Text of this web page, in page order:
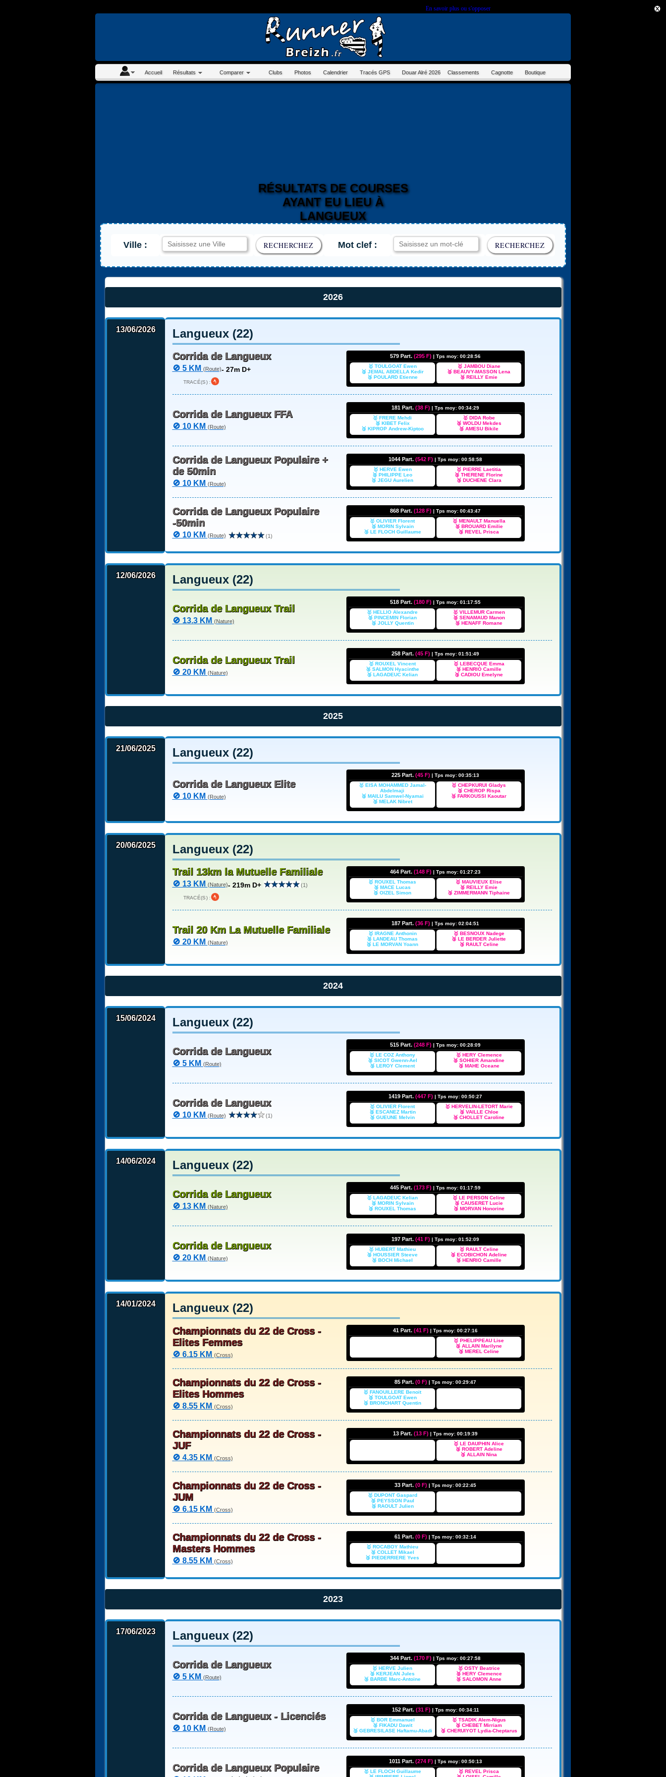
En savoir plus ou s'opposer.
Accueil Résultats Comparer Clubs Photos Calendrier Tracés GPS Douar Alré 2026 Classements Cagnotte Boutique
RÉSULTATS DE COURSES
AYANT EU LIEU À
LANGUEUX
Ville : Mot clef :
2026
13/06/2026 Langueux (22)
Corrida de Langueux
🚫 5 KM (Route)- 27m D+
TRACÉ(S) :
579 Part. (295 F) | Tps moy: 00:28:56
🥇 TOULGOAT Ewen
🥈 JEMAL ABDELLA Kedir
🥉 POULARD Etienne
🥇 JAMBOU Diane
🥈 BEAUVY-MASSON Lena
🥉 REILLY Emie
Corrida de Langueux FFA
🚫 10 KM (Route)
181 Part. (38 F) | Tps moy: 00:34:29
🥇 FRERE Mehdi
🥈 KIBET Felix
🥉 KIPROP Andrew-Kiptoo
🥇 DIDA Robe
🥈 WOLDU Mekdes
🥉 AMESU Bikile
Corrida de Langueux Populaire +
de 50min
🚫 10 KM (Route)
1044 Part. (542 F) | Tps moy: 00:58:58
🥇 HERVE Ewen
🥈 PHILIPPE Leo
🥉 JEGU Aurelien
🥇 PIERRE Laetitia
🥈 THERENE Florine
🥉 DUCHENE Clara
Corrida de Langueux Populaire
-50min
🚫 10 KM (Route) (1)
868 Part. (128 F) | Tps moy: 00:43:47
🥇 OLIVIER Florent
🥈 MORIN Sylvain
🥉 LE FLOCH Guillaume
🥇 MENAULT Manuella
🥈 BROUARD Emilie
🥉 REVEL Prisca
12/06/2026 Langueux (22)
Corrida de Langueux Trail
🚫 13.3 KM (Nature)
518 Part. (180 F) | Tps moy: 01:17:55
🥇 HELLIO Alexandre
🥈 PINCEMIN Florian
🥉 JOLLY Quentin
🥇 VILLEMUR Carmen
🥈 SENAMAUD Manon
🥉 HENAFF Romane
Corrida de Langueux Trail
🚫 20 KM (Nature)
258 Part. (45 F) | Tps moy: 01:51:49
🥇 ROUXEL Vincent
🥈 SALMON Hyacinthe
🥉 LAGADEUC Kelian
🥇 LEBECQUE Emma
🥈 HENRIO Camille
🥉 CADIOU Emelyne
2025
21/06/2025 Langueux (22)
Corrida de Langueux Elite
🚫 10 KM (Route)
225 Part. (45 F) | Tps moy: 00:35:13
🥇 EISA MOHAMMED Jamal-
Abdelmaji
🥈 MAILU Samwel-Nyamai
🥉 MELAK Nibret
🥇 CHEPKURUI Gladys
🥈 CHEROP Rispa
🥉 FARKOUSSI Kaoutar
20/06/2025 Langueux (22)
Trail 13km la Mutuelle Familiale
🚫 13 KM (Nature)- 219m D+ (1)
TRACÉ(S) :
464 Part. (148 F) | Tps moy: 01:27:23
🥇 ROUXEL Thomas
🥈 MACE Lucas
🥉 OIZEL Simon
🥇 MAUVIEUX Elise
🥈 REILLY Emie
🥉 ZIMMERMANN Tiphaine
Trail 20 Km La Mutuelle Familiale
🚫 20 KM (Nature)
187 Part. (36 F) | Tps moy: 02:04:51
🥇 IRAGNE Anthonin
🥈 LANDEAU Thomas
🥉 LE MORVAN Yoann
🥇 BESNOUX Nadege
🥈 LE BERDER Juliette
🥉 RAULT Celine
2024
15/06/2024 Langueux (22)
Corrida de Langueux
🚫 5 KM (Route)
515 Part. (248 F) | Tps moy: 00:28:09
🥇 LE COZ Anthony
🥈 SICOT Gwenn-Ael
🥉 LEROY Clement
🥇 HERY Clemence
🥈 SOHIER Amandine
🥉 MAHE Oceane
Corrida de Langueux
🚫 10 KM (Route) (1)
1419 Part. (447 F) | Tps moy: 00:50:27
🥇 OLIVIER Florent
🥈 ESCANEZ Martin
🥉 GUEUNE Melvin
🥇 HERVELIN-LETORT Marie
🥈 VAILLE Chloe
🥉 CHOLLET Caroline
14/06/2024 Langueux (22)
Corrida de Langueux
🚫 13 KM (Nature)
445 Part. (173 F) | Tps moy: 01:17:59
🥇 LAGADEUC Kelian
🥈 MORIN Sylvain
🥉 ROUXEL Thomas
🥇 LE PERSON Celine
🥈 CAUSERET Lucie
🥉 MORVAN Honorine
Corrida de Langueux
🚫 20 KM (Nature)
197 Part. (41 F) | Tps moy: 01:52:09
🥇 HUBERT Mathieu
🥈 HOUSSIER Steeve
🥉 BOCH Michael
🥇 RAULT Celine
🥈 ECOBICHON Adeline
🥉 HENRIO Camille
14/01/2024 Langueux (22)
Championnats du 22 de Cross -
Elites Femmes
🚫 6.15 KM (Cross)
41 Part. (41 F) | Tps moy: 00:27:16
🥇 PHELIPPEAU Lise
🥈 ALLAIN Marilyne
🥉 MEREL Celine
Championnats du 22 de Cross -
Elites Hommes
🚫 8.55 KM (Cross)
85 Part. (0 F) | Tps moy: 00:29:47
🥇 FANOUILLERE Benoit
🥈 TOULGOAT Ewen
🥉 BRONCHART Quentin
Championnats du 22 de Cross -
JUF
🚫 4.35 KM (Cross)
13 Part. (13 F) | Tps moy: 00:19:39
🥇 LE DAUPHIN Alice
🥈 ROBERT Adeline
🥉 ALLAIN Nina
Championnats du 22 de Cross -
JUM
🚫 6.15 KM (Cross)
33 Part. (0 F) | Tps moy: 00:22:45
🥇 DUPONT Gaspard
🥈 PEYSSON Paul
🥉 RAOULT Julien
Championnats du 22 de Cross -
Masters Hommes
🚫 8.55 KM (Cross)
61 Part. (0 F) | Tps moy: 00:32:14
🥇 ROCABOY Mathieu
🥈 COLLET Mikael
🥉 PIEDERRIERE Yves
2023
17/06/2023 Langueux (22)
Corrida de Langueux
🚫 5 KM (Route)
344 Part. (170 F) | Tps moy: 00:27:58
🥇 HERVE Julien
🥈 KERJEAN Jules
🥉 BARBE Marc-Antoine
🥇 OSTY Beatrice
🥈 HERY Clemence
🥉 SALOMON Anne
Corrida de Langueux - Licenciés
🚫 10 KM (Route)
152 Part. (31 F) | Tps moy: 00:34:11
🥇 BOR Emmanuel
🥈 FIKADU Dawit
🥉 GEBRESILASE Haftamu-Abadi
🥇 TSADIK Alem-Nigus
🥈 CHEBET Mirriam
🥉 CHERUIYOT Lydia-Cheptarus
Corrida de Langueux Populaire
1011 Part. (274 F) | Tps moy: 00:50:13
🥇 LE FLOCH Guillaume
🥇 REVEL Prisca